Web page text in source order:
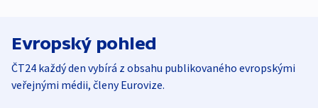
Evropský pohled
ČT24 každý den vybírá z obsahu publikovaného evropskými
veřejnými médii, členy Eurovize.